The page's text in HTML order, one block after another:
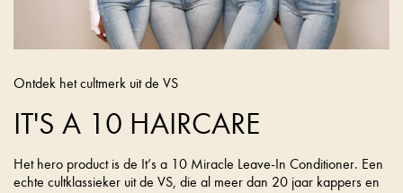
Ontdek het cultmerk uit de VS
IT'S A 10 HAIRCARE
Het hero product is de It’s a 10 Miracle Leave-In Conditioner. Een
echte cultklassieker uit de VS, die al meer dan 20 jaar kappers en